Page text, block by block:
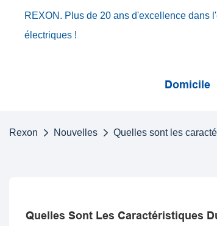
REXON. Plus de 20 ans d'excellence dans
électriques !
Domicile
Rexon Nouvelles Quelles sont les
Quelles Sont Les Caractéristiques